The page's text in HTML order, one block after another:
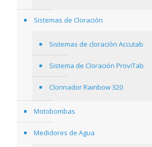
Sistemas de Cloración
Sistemas de cloración Accutab
Sistema de Cloración ProviTab
Clorinador Rainbow 320
Motobombas
Medidores de Agua